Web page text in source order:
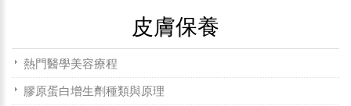
皮膚保養
熱門醫學美容療程
膠原蛋白增生劑種類與原理